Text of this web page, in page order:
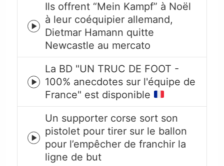
Episode
play
icon
Ils offrent “Mein Kampf” à Noël
à leur coéquipier allemand,
Dietmar Hamann quitte
Newcastle au mercato
Episode
play
icon
La BD "UN TRUC DE FOOT -
100% anecdotes sur l'équipe de
France" est disponible
Episode
play
icon
Un supporter corse sort son
pistolet pour tirer sur le ballon
pour l’empêcher de franchir la
ligne de but